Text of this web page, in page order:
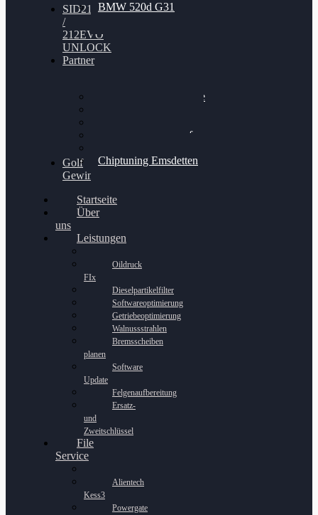
BMW 520d G31
SID212
/
212EVO
UNLOCK
Partner
Bilgenroth Performance
Chiptuning Schüttorf
Chiptuning Emsdetten
Golf
Gewinnspiel
Startseite
Über
uns
Leistungen
Oildruck
FIx
Dieselpartikelfilter
Softwareoptimierung
Getriebeoptimierung
Walnussstrahlen
Bremsscheiben
planen
Software
Update
Felgenaufbereitung
Ersatz-
und
Zweitschlüssel
File
Service
Alientech
Kess3
Powergate